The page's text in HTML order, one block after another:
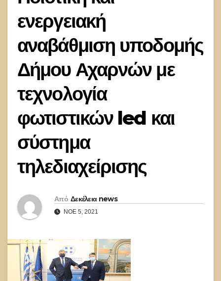
ενεργειακή
αναβάθμιση υποδομής
Δήμου Αχαρνών με
τεχνολογία
φωτιστικών led και
σύστημα
τηλεδιαχείρισης
Από Δεκέλεια news
ΝΟΈ 5, 2021